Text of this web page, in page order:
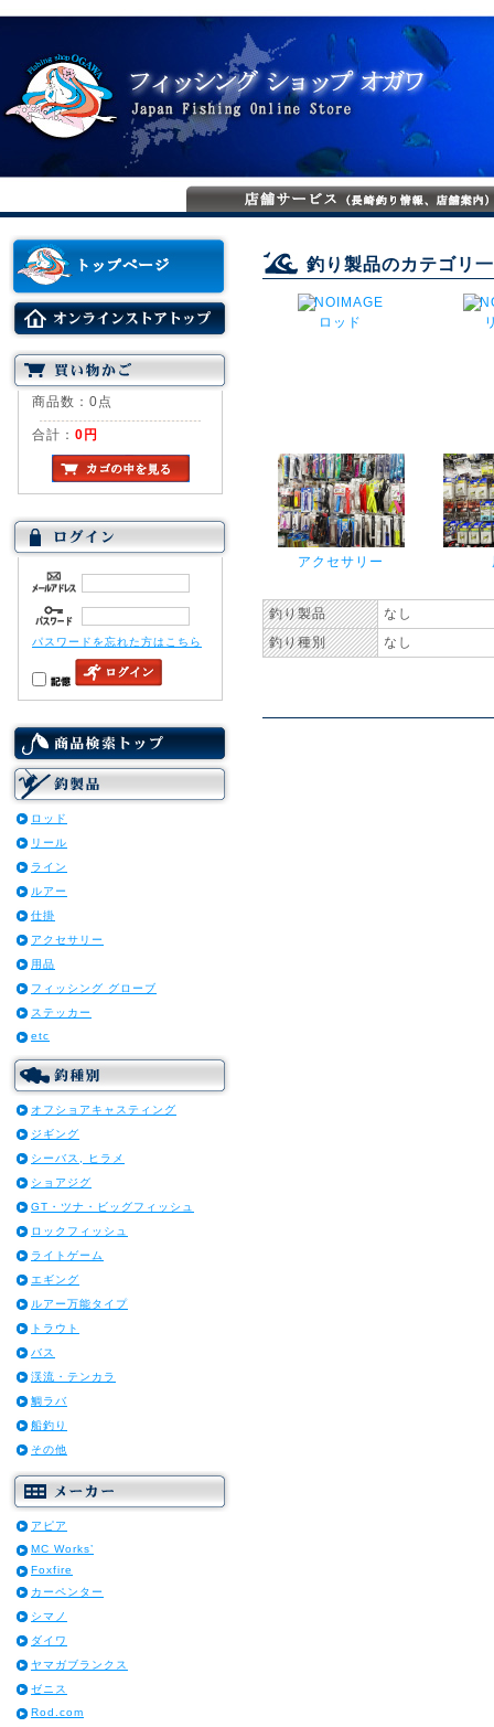
商品数：0点
合計： 0円
パスワードを忘れた方はこちら
ロッド
リール
ライン
ルアー
仕掛
アクセサリー
用品
フィッシング グローブ
ステッカー
etc
オフショアキャスティング
ジギング
シーバス, ヒラメ
ショアジグ
GT・ツナ・ビッグフィッシュ
ロックフィッシュ
ライトゲーム
エギング
ルアー万能タイプ
トラウト
バス
渓流・テンカラ
鯛ラバ
船釣り
その他
アピア
MC Works’
Foxfire
カーペンター
シマノ
ダイワ
ヤマガブランクス
ゼニス
Rod.com
釣り製品のカテゴリ
ロッド
アクセサリー
釣り製品
なし
釣り種別
なし